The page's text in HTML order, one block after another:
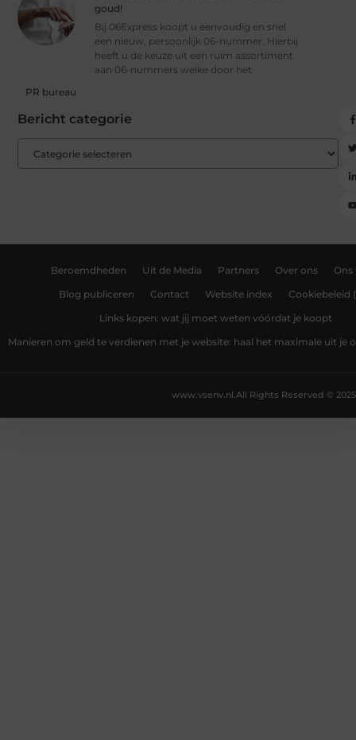
goud!
Bij 06Express koopt u eenvoudig en snel
een nieuw, persoonlijk 06-nummer. Hierbij
heeft u de keuze uit een ruim assortiment
aan 06-nummers welke door het
PR bureau
Bericht categorie
Beroemdheden Uit de Media Partners Over ons Ons
Blog publiceren Contact Website index Cookiebeleid
Links kopen: wat jij moet weten vóórdat je koopt
Manieren om geld te verdienen met je website: haal het maximale uit je
All Rights Reserved © 2025
www.vsenv.nl.